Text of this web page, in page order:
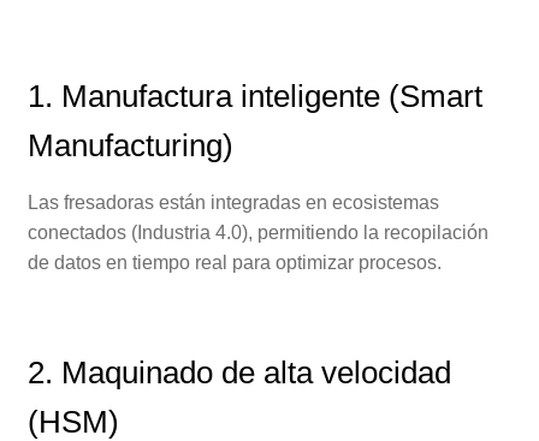
1. Manufactura inteligente (Smart
Manufacturing)
Las fresadoras están integradas en ecosistemas
conectados (Industria 4.0), permitiendo la recopilación
de datos en tiempo real para optimizar procesos.
2. Maquinado de alta velocidad
(HSM)